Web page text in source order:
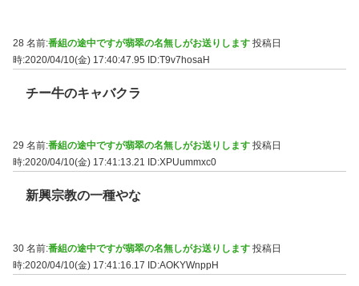
28 名前:番組の途中ですが翡翠の名無しがお送りします 投稿日
時:2020/04/10(金) 17:40:47.95 ID:T9v7hosaH
チー牛のキャバクラ
29 名前:番組の途中ですが翡翠の名無しがお送りします 投稿日
時:2020/04/10(金) 17:41:13.21
ID:XPUummxc0
新興宗教の一種やな
30 名前:番組の途中ですが翡翠の名無しがお送りします 投稿日
時:2020/04/10(金) 17:41:16.17
ID:AOKYWnppH